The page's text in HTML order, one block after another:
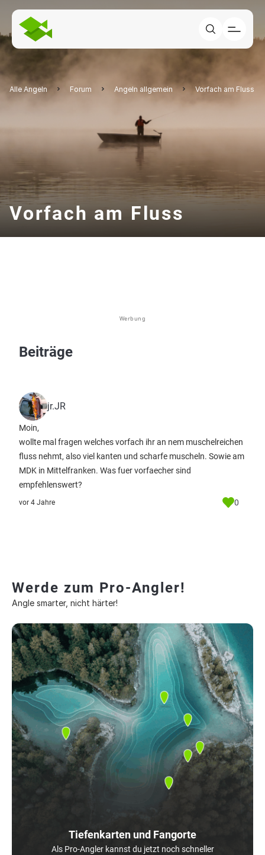
Alle Angeln Forum Angeln allgemein Vorfach am Fluss
Vorfach am Fluss
Werbung
Beiträge
jr.JR
Moin,
wollte mal fragen welches vorfach ihr an nem muschelreichen
fluss nehmt, also viel kanten und scharfe muscheln. Sowie am
MDK in Mittelfranken. Was fuer vorfaecher sind
empfehlenswert?
vor 4 Jahre 0
Werde zum Pro-Angler!
Angle smarter, nicht härter!
Tiefenkarten und Fangorte
Als Pro-Angler kannst du jetzt noch schneller